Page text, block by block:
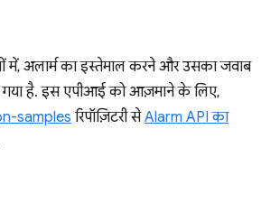
में, अलार्म का इस्तेमाल करने और उसका जवाब
गया है. इस एपीआई को आज़माने के लिए,
samples रिपॉज़िटरी सेAlarm API का